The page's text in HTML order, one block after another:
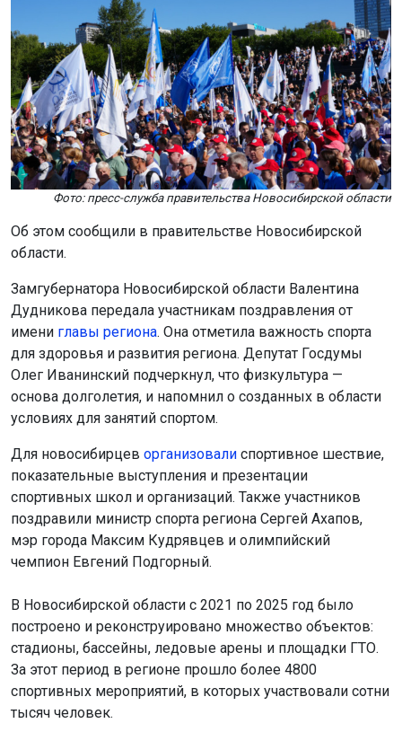
Фото: пресс-служба правительства Новосибирской области
Об этом сообщили в правительстве Новосибирской
области.
Замгубернатора Новосибирской области Валентина
Дудникова передала участникам поздравления от
имени главы региона. Она отметила важность спорта
для здоровья и развития региона. Депутат Госдумы
Олег Иванинский подчеркнул, что физкультура —
основа долголетия, и напомнил о созданных в области
условиях для занятий спортом.
Для новосибирцев организовали спортивное шествие,
показательные выступления и презентации
спортивных школ и организаций. Также участников
поздравили министр спорта региона Сергей Ахапов,
мэр города Максим Кудрявцев и олимпийский
чемпион Евгений Подгорный.
В Новосибирской области с 2021 по 2025 год было
построено и реконструировано множество объектов:
стадионы, бассейны, ледовые арены и площадки ГТО.
За этот период в регионе прошло более 4800
спортивных мероприятий, в которых участвовали сотни
тысяч человек.